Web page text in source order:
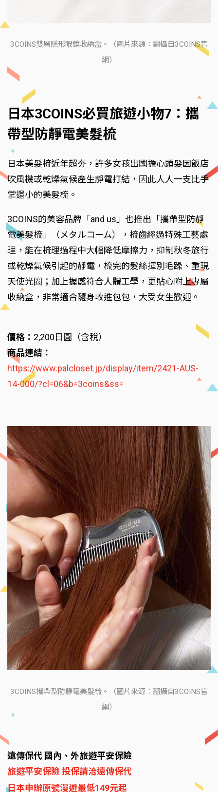
3COINS雙層隱形眼鏡收納盒。（圖片來源：翻攝自3COINS官
網）
日本3COINS必買旅遊小物7：攜
帶型防靜電美髮梳
日本美髮梳近年超夯，許多女孩出國擔心頭髮因飯店
吹風機或乾燥氣候產生靜電打結，因此人人一支比手
掌還小的美髮梳。
3COINS的美容品牌「and us」也推出「攜帶型防靜
電美髮梳」（メタルコーム），梳齒經過特殊工藝處
理，能在梳理過程中大幅降低摩擦力，抑制秋冬旅行
或乾燥氣候引起的靜電，梳完的髮絲揮別毛躁、重現
天使光圈；加上握感符合人體工學，更貼心附上專屬
收納盒，非常適合隨身收進包包，大受女生歡迎。
價格： 2,200日圓（含稅）
商品連結：
https://www.palcloset.jp/display/item/2421-AUS-
14-000/?cl=06&b=3coins&ss=
3COINS攜帶型防靜電美髮梳。（圖片來源：翻攝自3COINS官
網）
遠傳保代 國內、外旅遊平安保險
旅遊平安保險 投保請洽遠傳保代
日本申辦原號漫遊最低149元起